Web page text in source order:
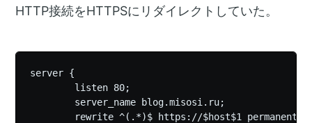
HTTP接続をHTTPSにリダイレクトしていた。
server {
        listen 80;
        server_name blog.misosi.ru;
        rewrite ^(.*)$ https://$host$1 permanent;